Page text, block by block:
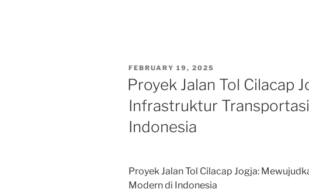
POSTED
FEBRUARY 19, 2025
Proyek Jalan Tol Cilacap
Infrastruktur
Indonesia
Proyek Jalan Tol Cilacap Jogja:
Modern di Indonesia